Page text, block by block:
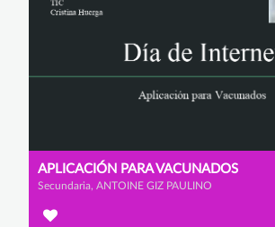
APLICACIÓN PARA VACUNADOS
Secundaria, ANTOINE GIZ PAULINO